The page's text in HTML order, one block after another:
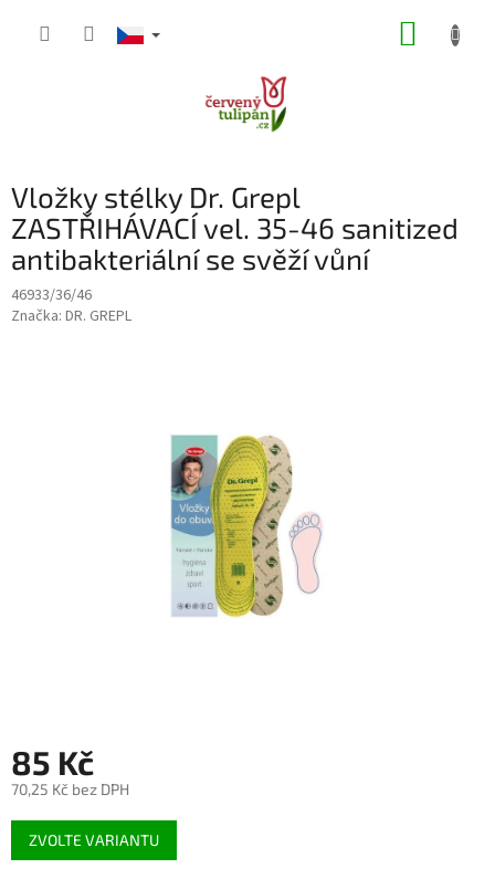
Vložky stélky Dr. Grepl
ZASTŘIHÁVACÍ vel. 35-46 sanitized
antibakteriální se svěží vůní
46933/36/46
Značka: DR. GREPL
85 Kč
70,25 Kč bez DPH
Měrná
cena:
ZVOLTE VARIANTU